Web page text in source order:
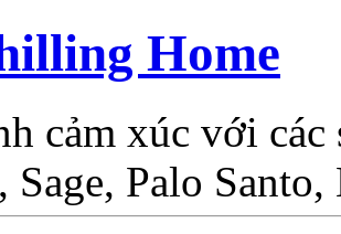
Home
cảm xúc với
Sage, Palo